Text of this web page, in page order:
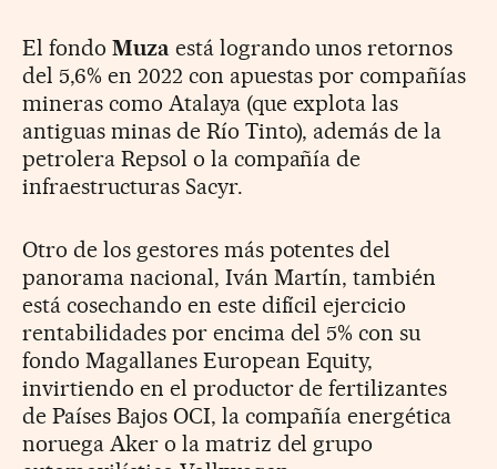
El fondo Muza está logrando unos retornos
del 5,6% en 2022 con apuestas por compañías
mineras como Atalaya (que explota las
antiguas minas de Río Tinto), además de la
petrolera Repsol o la compañía de
infraestructuras Sacyr.
Otro de los gestores más potentes del
panorama nacional, Iván Martín, también
está cosechando en este difícil ejercicio
rentabilidades por encima del 5% con su
fondo Magallanes European Equity,
invirtiendo en el productor de fertilizantes
de Países Bajos OCI, la compañía energética
noruega Aker o la matriz del grupo